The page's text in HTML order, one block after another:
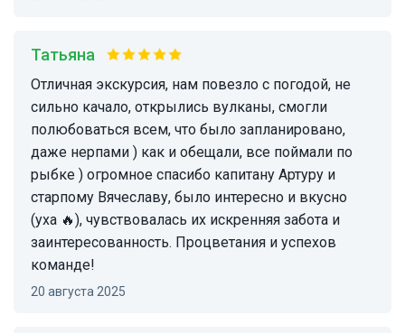
Татьяна
Отличная экскурсия, нам повезло с погодой, не
сильно качало, открылись вулканы, смогли
полюбоваться всем, что было запланировано,
даже нерпами ) как и обещали, все поймали по
рыбке ) огромное спасибо капитану Артуру и
старпому Вячеславу, было интересно и вкусно
(уха 🔥), чувствовалась их искренняя забота и
заинтересованность. Процветания и успехов
команде!
20 августа 2025